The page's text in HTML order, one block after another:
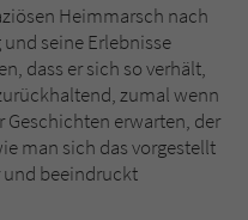
Heimmarsch nach
seine Erlebnisse
dass er sich so verhält,
zumal wenn
Geschichten erwarten, der
man sich das vorgestellt
und beeindruckt